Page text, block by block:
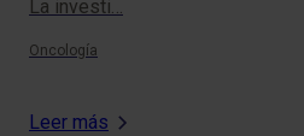
La investi…
Oncología
Leer más